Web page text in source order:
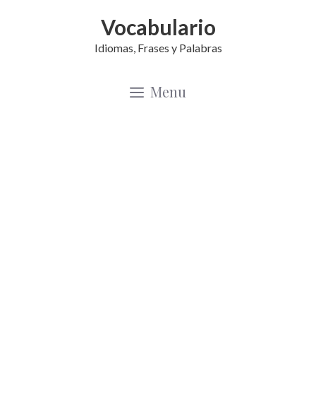
Vocabulario
Idiomas, Frases y Palabras
Menu